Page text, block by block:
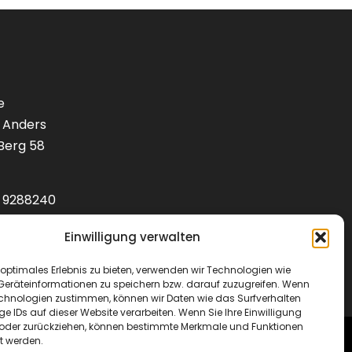
Einwilligung verwalten
Erlebnis zu bieten, verwenden wir Technologien wie
zu speichern bzw. darauf zuzugreifen. Wenn
zustimmen, können wir Daten wie das Surfverhalten
IDs auf dieser Website verarbeiten. Wenn Sie Ihre Einwilligung
zurückziehen, können bestimmte Merkmale und Funktionen
werden.
58
9288240